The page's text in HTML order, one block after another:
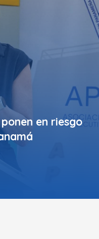
en riesgo